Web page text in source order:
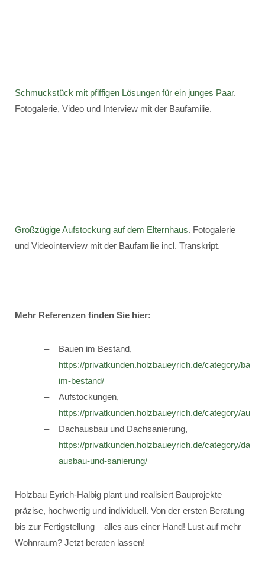
Schmuckstück mit pfiffigen Lösungen für ein junges Paar.
Fotogalerie, Video und Interview mit der Baufamilie.
Großzügige Aufstockung auf dem Elternhaus. Fotogalerie
und Videointerview mit der Baufamilie incl. Transkript.
Mehr Referenzen finden Sie hier:
Bauen im Bestand,
https://privatkunden.holzbaueyrich.de/category/
im-bestand/
Aufstockungen,
https://privatkunden.holzbaueyrich.de/category/
Dachausbau und Dachsanierung,
https://privatkunden.holzbaueyrich.de/category/dach-
ausbau-und-sanierung/
Holzbau Eyrich-Halbig plant und realisiert Bauprojekte
präzise, hochwertig und individuell. Von der ersten Beratung
bis zur Fertigstellung – alles aus einer Hand! Lust auf mehr
Wohnraum? Jetzt beraten lassen!